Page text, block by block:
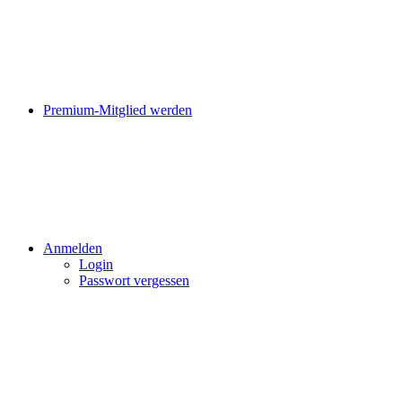
Premium-Mitglied werden
Anmelden
Login
Passwort vergessen